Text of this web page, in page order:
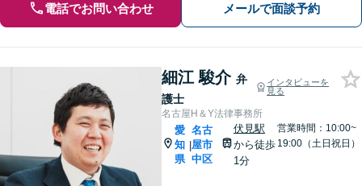
電話でお問い合わせ メールで面談予約
細江 駿介 弁
護士
インタビューを
見る
名古屋H＆Y法律事務所
愛
知
県
|
名古
屋市
中区
伏見駅
から徒歩
1分
営業時間：10:00~
19:00（土日祝日）